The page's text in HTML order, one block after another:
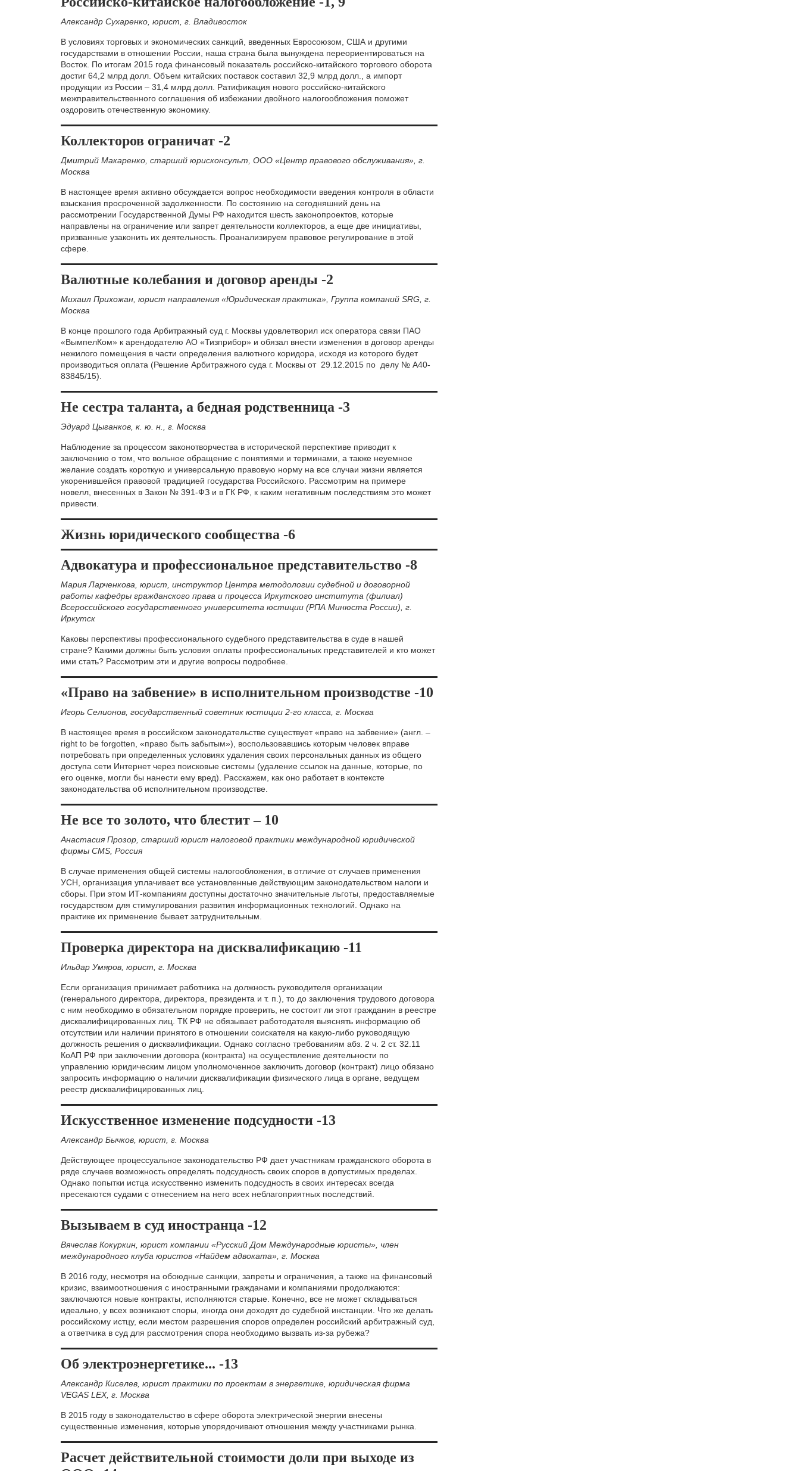
Александр Сухаренко, юрист, г. Владивосток
В условиях торговых и экономических санкций, введенных Евросоюзом, США и другими
государствами в отношении России, наша страна была вынуждена переориентироваться на
Восток. По итогам 2015 года финансовый показатель российско-китайского торгового оборота
достиг 64,2 млрд долл. Объем китайских поставок составил 32,9 млрд долл., а импорт
продукции из России – 31,4 млрд долл. Ратификация нового российско-китайского
межправительственного соглашения об избежании двойного налогообложения поможет
оздоровить отечественную экономику.
Коллекторов ограничат -2
Дмитрий Макаренко, старший юрисконсульт, ООО «Центр правового обслуживания», г.
Москва
В настоящее время активно обсуждается вопрос необходимости введения контроля в области
взыскания просроченной задолженности. По состоянию на сегодняшний день на
рассмотрении Государственной Думы РФ находится шесть законопроектов, которые
направлены на ограничение или запрет деятельности коллекторов, а еще две инициативы,
призванные узаконить их деятельность. Проанализируем правовое регулирование в этой
сфере.
Валютные колебания и договор аренды -2
Михаил Прихожан, юрист направления «Юридическая практика», Группа компаний SRG, г.
Москва
В конце прошлого года Арбитражный суд г. Москвы удовлетворил иск оператора связи ПАО
«ВымпелКом» к арендодателю АО «Тизприбор» и обязал внести изменения в договор аренды
нежилого помещения в части определения валютного коридора, исходя из которого будет
производиться оплата (Решение Арбитражного суда г. Москвы от 29.12.2015 по делу № А40-
83845/15).
Не сестра таланта, а бедная родственница -3
Эдуард Цыганков, к. ю. н., г. Москва
Наблюдение за процессом законотворчества в исторической перспективе приводит к
заключению о том, что вольное обращение с понятиями и терминами, а также неуемное
желание создать короткую и универсальную правовую норму на все случаи жизни является
укоренившейся правовой традицией государства Российского. Рассмотрим на примере
новелл, внесенных в Закон № 391-ФЗ и в ГК РФ, к каким негативным последствиям это может
привести.
Жизнь юридического сообщества -6
Адвокатура и профессиональное представительство -8
Мария Ларченкова, юрист, инструктор Центра методологии судебной и договорной
работы кафедры гражданского права и процесса Иркутского института (филиал)
Всероссийского государственного университета юстиции (РПА Минюста России), г.
Иркутск
Каковы перспективы профессионального судебного представительства в суде в нашей
стране? Какими должны быть условия оплаты профессиональных представителей и кто может
ими стать? Рассмотрим эти и другие вопросы подробнее.
«Право на забвение» в исполнительном производстве -10
Игорь Селионов, государственный советник юстиции 2-го класса, г. Москва
В настоящее время в российском законодательстве существует «право на забвение» (англ. –
right to be forgotten, «право быть забытым»), воспользовавшись которым человек вправе
потребовать при определенных условиях удаления своих персональных данных из общего
доступа сети Интернет через поисковые системы (удаление ссылок на данные, которые, по
его оценке, могли бы нанести ему вред). Расскажем, как оно работает в контексте
законодательства об исполнительном производстве.
Не все то золото, что блестит – 10
Анастасия Прозор, старший юрист налоговой практики международной юридической
фирмы CMS, Россия
В случае применения общей системы налогообложения, в отличие от случаев применения
УСН, организация уплачивает все установленные действующим законодательством налоги и
сборы. При этом ИТ-компаниям доступны достаточно значительные льготы, предоставляемые
государством для стимулирования развития информационных технологий. Однако на
практике их применение бывает затруднительным.
Проверка директора на дисквалификацию -11
Ильдар Умяров, юрист, г. Москва
Если организация принимает работника на должность руководителя организации
(генерального директора, директора, президента и т. п.), то до заключения трудового договора
с ним необходимо в обязательном порядке проверить, не состоит ли этот гражданин в реестре
дисквалифицированных лиц. ТК РФ не обязывает работодателя выяснять информацию об
отсутствии или наличии принятого в отношении соискателя на какую-либо руководящую
должность решения о дисквалификации. Однако согласно требованиям абз. 2 ч. 2 ст. 32.11
КоАП РФ при заключении договора (контракта) на осуществление деятельности по
управлению юридическим лицом уполномоченное заключить договор (контракт) лицо обязано
запросить информацию о наличии дисквалификации физического лица в органе, ведущем
реестр дисквалифицированных лиц.
Искусственное изменение подсудности -13
Александр Бычков, юрист, г. Москва
Действующее процессуальное законодательство РФ дает участникам гражданского оборота в
ряде случаев возможность определять подсудность своих споров в допустимых пределах.
Однако попытки истца искусственно изменить подсудность в своих интересах всегда
пресекаются судами с отнесением на него всех неблагоприятных последствий.
Вызываем в суд иностранца -12
Вячеслав Кокуркин, юрист компании «Русский Дом Международные юристы», член
международного клуба юристов «Найдем адвоката», г. Москва
В 2016 году, несмотря на обоюдные санкции, запреты и ограничения, а также на финансовый
кризис, взаимоотношения с иностранными гражданами и компаниями продолжаются:
заключаются новые контракты, исполняются старые. Конечно, все не может складываться
идеально, у всех возникают споры, иногда они доходят до судебной инстанции. Что же делать
российскому истцу, если местом разрешения споров определен российский арбитражный суд,
а ответчика в суд для рассмотрения спора необходимо вызвать из-за рубежа?
Об электроэнергетике... -13
Александр Киселев, юрист практики по проектам в энергетике, юридическая фирма
VEGAS LEX, г. Москва
В 2015 году в законодательство в сфере оборота электрической энергии внесены
существенные изменения, которые упорядочивают отношения между участниками рынка.
Расчет действительной стоимости доли при выходе из